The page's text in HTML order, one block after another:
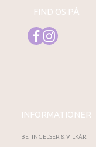
FIND OS PÅ
INFORMATIONER
BETINGELSER & VILKÅR